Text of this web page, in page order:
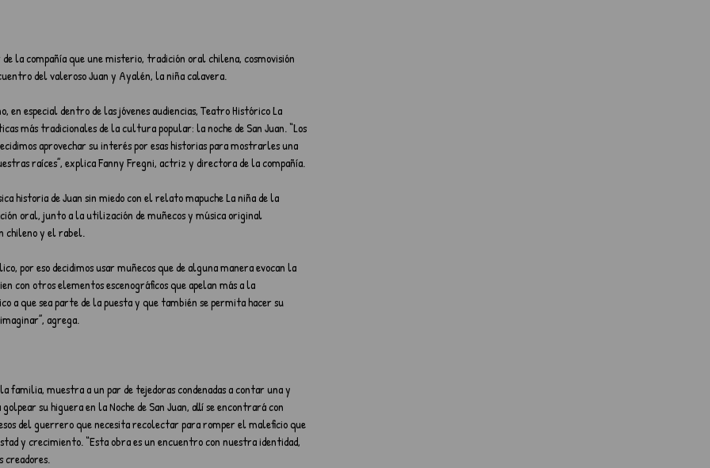
la compañía que une misterio, tradición oral chilena, cosmovisión
del valeroso Juan y Ayalén, la niña calavera.
especial dentro de las jóvenes audiencias, Teatro Histórico La
más tradicionales de la cultura popular: la noche de San Juan. “Los
aprovechar su interés por esas historias para mostrarles una
raíces”, explica Fanny Fregni, actriz y directora de la compañía.
historia de Juan sin miedo con el relato mapuche La niña de la
oral, junto a la utilización de muñecos y música original
chileno y el rabel.
por eso decidimos usar muñecos que de alguna manera evocan la
con otros elementos escenográficos que apelan más a la
a que sea parte de la puesta y que también se permita hacer su
agrega.
familia, muestra a un par de tejedoras condenadas a contar una y
su higuera en la Noche de San Juan, allí se encontrará con
del guerrero que necesita recolectar para romper el maleficio que
y crecimiento. “Esta obra es un encuentro con nuestra identidad,
creadores.